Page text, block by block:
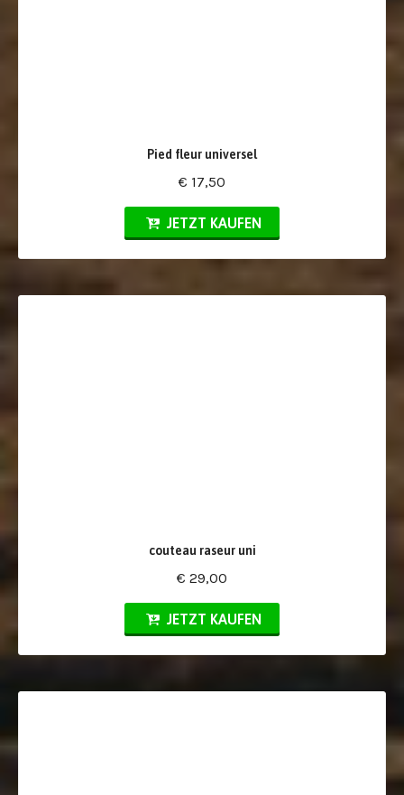
Pied fleur universel
€ 17,50
JETZT KAUFEN
couteau raseur uni
€ 29,00
JETZT KAUFEN